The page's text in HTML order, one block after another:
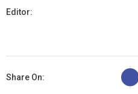
Editor:
Share On:
B